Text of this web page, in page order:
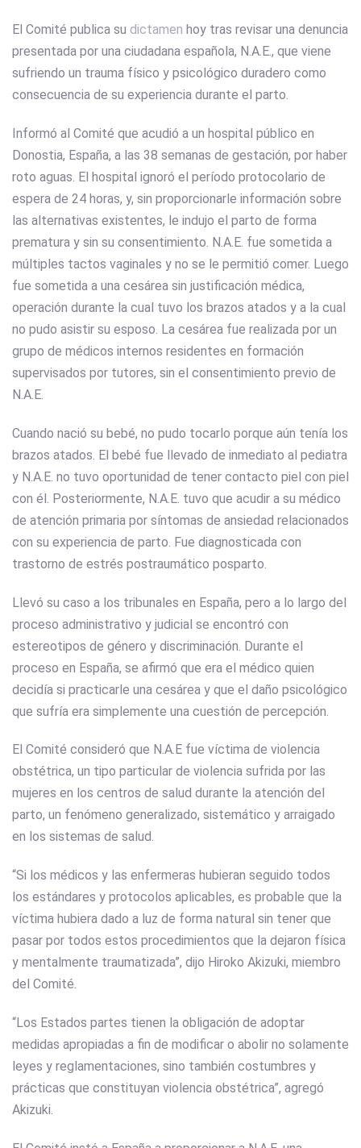
El Comité publica su dictamen hoy tras revisar una denuncia
presentada por una ciudadana española, N.A.E., que viene
sufriendo un trauma físico y psicológico duradero como
consecuencia de su experiencia durante el parto.
Informó al Comité que acudió a un hospital público en
Donostia, España, a las 38 semanas de gestación, por haber
roto aguas. El hospital ignoró el período protocolario de
espera de 24 horas, y, sin proporcionarle información sobre
las alternativas existentes, le indujo el parto de forma
prematura y sin su consentimiento. N.A.E. fue sometida a
múltiples tactos vaginales y no se le permitió comer. Luego
fue sometida a una cesárea sin justificación médica,
operación durante la cual tuvo los brazos atados y a la cual
no pudo asistir su esposo. La cesárea fue realizada por un
grupo de médicos internos residentes en formación
supervisados ​​por tutores, sin el consentimiento previo de
N.A.E.
Cuando nació su bebé, no pudo tocarlo porque aún tenía los
brazos atados. El bebé fue llevado de inmediato al pediatra
y N.A.E. no tuvo oportunidad de tener contacto piel con piel
con él. Posteriormente, N.A.E. tuvo que acudir a su médico
de atención primaria por síntomas de ansiedad relacionados
con su experiencia de parto. Fue diagnosticada con
trastorno de estrés postraumático posparto.
Llevó su caso a los tribunales en España, pero a lo largo del
proceso administrativo y judicial se encontró con
estereotipos de género y discriminación. Durante el
proceso en España, se afirmó que era el médico quien
decidía si practicarle una cesárea y que el daño psicológico
que sufría era simplemente una cuestión de percepción.
El Comité consideró que N.A.E fue víctima de violencia
obstétrica, un tipo particular de violencia sufrida por las
mujeres en los centros de salud durante la atención del
parto, un fenómeno generalizado, sistemático y arraigado
en los sistemas de salud.
“Si los médicos y las enfermeras hubieran seguido todos
los estándares y protocolos aplicables, es probable que la
víctima hubiera dado a luz de forma natural sin tener que
pasar por todos estos procedimientos que la dejaron física
y mentalmente traumatizada”, dijo Hiroko Akizuki, miembro
del Comité.
“Los Estados partes tienen la obligación de adoptar
medidas apropiadas a fin de modificar o abolir no solamente
leyes y reglamentaciones, sino también costumbres y
prácticas que constituyan violencia obstétrica”, agregó
Akizuki.